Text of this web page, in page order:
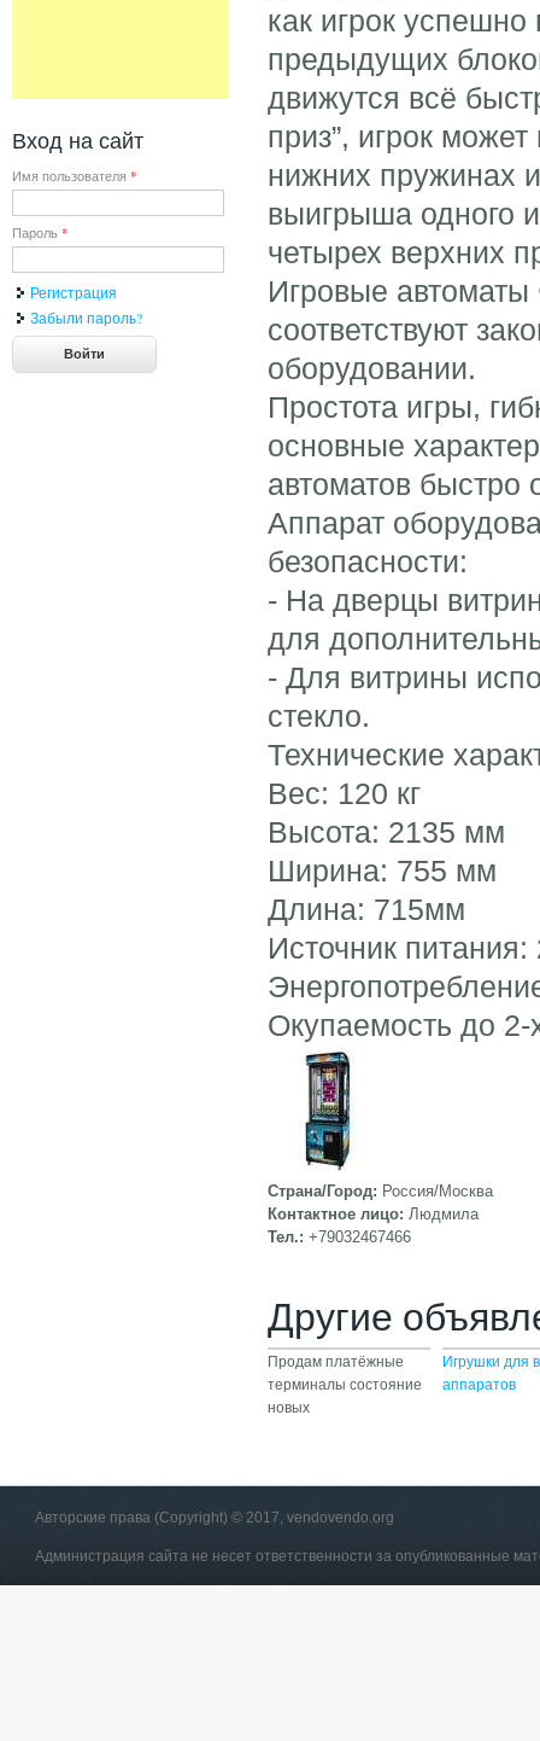
как игрок
предыдущих
движутся всё
приз”, игрок
нижних пружинах
выигрыша одного
четырех верхних
Игровые автоматы
соответствуют
оборудовании.
Простота игры,
основные
автоматов быстро
Аппарат
безопасности:
- На дверцы
для
- Для витрины
стекло.
Технические
Вес: 120 кг
Высота: 2135 мм
Ширина: 755 мм
Длина: 715мм
Источник
Окупаемость до
Страна/Город: Россия/Москва
Контактное лицо: Людмила
Тел.: +79032467466
Другие
Продам платёжные
терминалы состояние
новых
Игрушки для
аппаратов
Вход на сайт
Имя пользователя *
Пароль *
Регистрация
Забыли пароль?
Авторские права (Copyright) © 2017, vendovendo.org
Администрация сайта не несет ответственности за опубликованные